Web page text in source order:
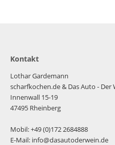
Kontakt
Lothar Gardemann
scharfkochen.de& Das Auto - Der
Innenwall 15-19
47495 Rheinberg
Mobil: +49 (0)172 2684888
E-Mail: info@dasautoderwein.de